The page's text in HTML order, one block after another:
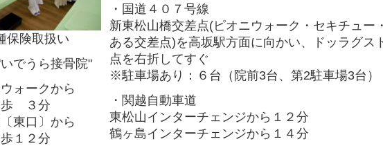
・国道４０７号線
新東松山橋交差点(ピオニウォーク・セキチュー
ある交差点)を高坂駅方面に向かい、ドッラグス
点を右折してすぐ
※駐車場あり：６台（院前3台、第2駐車場3台）
・関越自動車道
東松山インターチェンジから１２分
鶴ヶ島インターチェンジから１４分
保険取扱い
でうら接骨院"
ォークから
歩 ３分
東口〕から
１２分